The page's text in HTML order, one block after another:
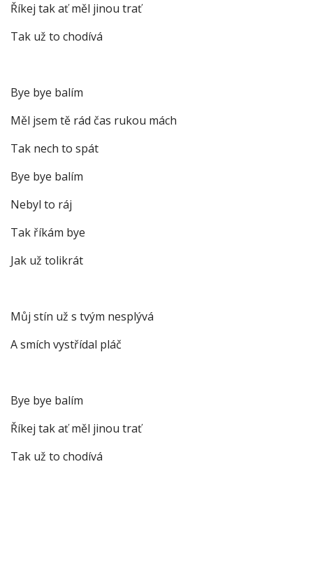
Říkej tak ať měl jinou trať
Tak už to chodívá
Bye bye balím
Měl jsem tě rád čas rukou mách
Tak nech to spát
Bye bye balím
Nebyl to ráj
Tak říkám bye
Jak už tolikrát
Můj stín už s tvým nesplývá
A smích vystřídal pláč
Bye bye balím
Říkej tak ať měl jinou trať
Tak už to chodívá